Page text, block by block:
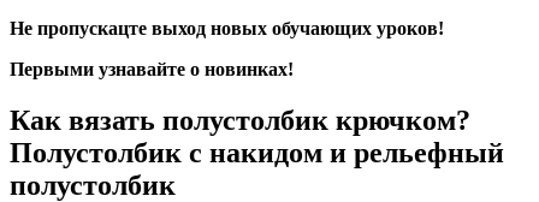
Не пропускацте выход новых обучающих уроков!
Первыми узнавайте о новинках!
Как вязать полустолбик крючком?
Полустолбик с накидом и рельефный
полустолбик